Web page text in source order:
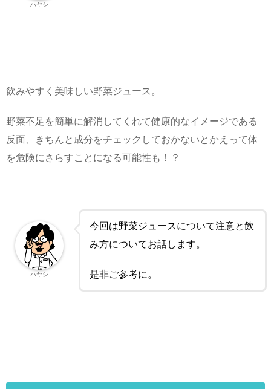
ハヤシ
飲みやすく美味しい野菜ジュース。
野菜不足を簡単に解消してくれて健康的なイメージである
反面、きちんと成分をチェックしておかないとかえって体
を危険にさらすことになる可能性も！？
今回は野菜ジュースについて注意と飲
み方についてお話します。
是非ご参考に。
ハヤシ